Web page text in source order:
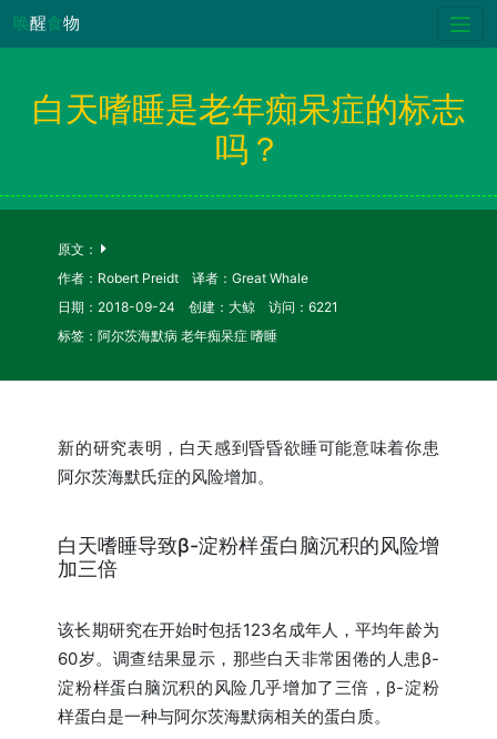
唤醒食物
白天嗜睡是老年痴呆症的标志
吗？
原文：
作者：Robert Preidt 译者：Great Whale
日期：2018-09-24 创建：大鲸 访问：6221
标签：阿尔茨海默病 老年痴呆症 嗜睡
新的研究表明，白天感到昏昏欲睡可能意味着你患
阿尔茨海默氏症的风险增加。
白天嗜睡导致β-淀粉样蛋白脑沉积的风险增
加三倍
该长期研究在开始时包括123名成年人，平均年龄为
60岁。调查结果显示，那些白天非常困倦的人患β-
淀粉样蛋白脑沉积的风险几乎增加了三倍，β-淀粉
样蛋白是一种与阿尔茨海默病相关的蛋白质。